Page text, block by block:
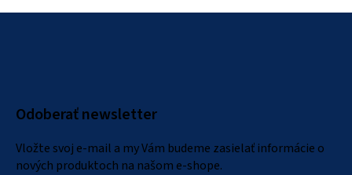
Odoberať newsletter
Vložte svoj e-mail a my Vám budeme zasielať informácie o
nových produktoch na našom e-shope.